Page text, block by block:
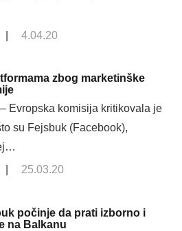
4.04.20
zbog marketinške
Evropska komisija kritikovala je
su Fejsbuk (Facebook),
25.03.20
počinje da prati izborno i
na Balkanu